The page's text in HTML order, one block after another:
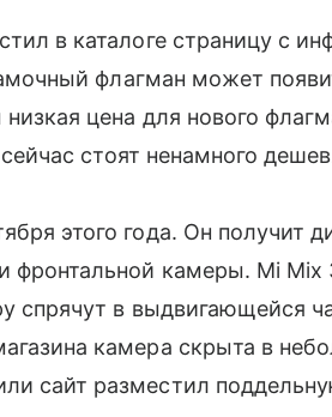
в каталоге страницу с
флагман может
цена для нового
сейчас стоят ненамного
этого года. Он получит
камеры. Mi Mix
спрячут в выдвигающейся
камера скрыта в
сайт разместил